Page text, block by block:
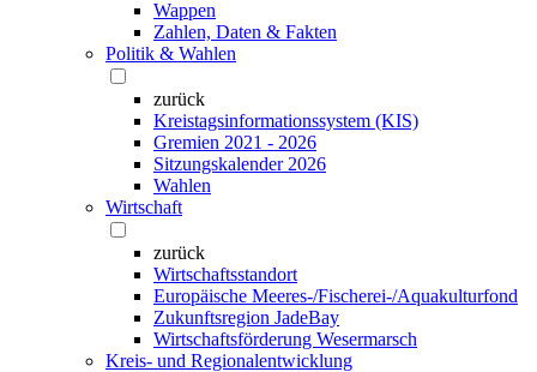
Wappen
Zahlen, Daten & Fakten
Politik & Wahlen
zurück
Kreistagsinformationssystem (KIS)
Gremien 2021 - 2026
Sitzungskalender 2026
Wahlen
Wirtschaft
zurück
Wirtschaftsstandort
Europäische Meeres-/Fischerei-/Aquakulturfond
Zukunftsregion JadeBay
Wirtschaftsförderung Wesermarsch
Kreis- und Regionalentwicklung